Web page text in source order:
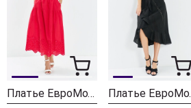
Платье ЕвроМода 721 красный